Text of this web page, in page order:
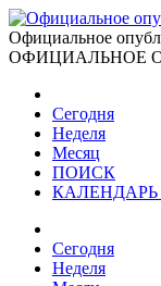
Официальное
ОФИЦИАЛЬНОЕ
Сегодня
Неделя
Месяц
ПОИСК
Сегодня
Неделя